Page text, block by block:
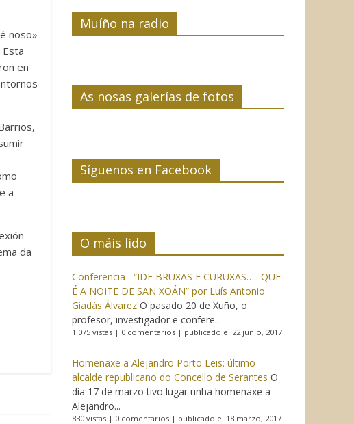
noso»
en
a
da
Muíño na radio
As nosas galerías de fotos
Síguenos en Facebook
O máis lido
Conferencia “IDE BRUXAS E CURUXAS….. QUE
É A NOITE DE SAN XOÁN” por Luís Antonio
Giadás Álvarez O pasado 20 de Xuño, o
profesor, investigador e confere...
1.075 vistas | 0 comentarios | publicado el 22 junio, 2017
Homenaxe a Alejandro Porto Leis: último
alcalde republicano do Concello de Serantes O
día 17 de marzo tivo lugar unha homenaxe a
Alejandro...
830 vistas | 0 comentarios | publicado el 18 marzo, 2017